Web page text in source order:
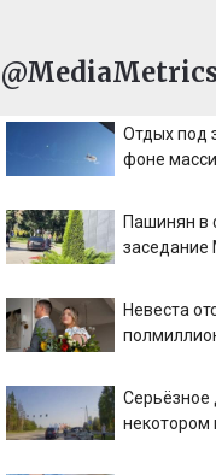
Отдых под
фоне
Пашинян в
Невеста
Серьёзное
некотором